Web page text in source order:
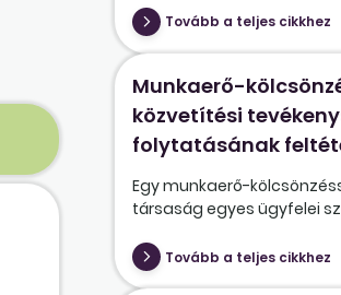
Tovább a teljes cikkhez
Munkaerő-
közvetítési
folytatásának
Egy munkaerő-
társaság egyes ügyfelei
Tovább a teljes cikkhez